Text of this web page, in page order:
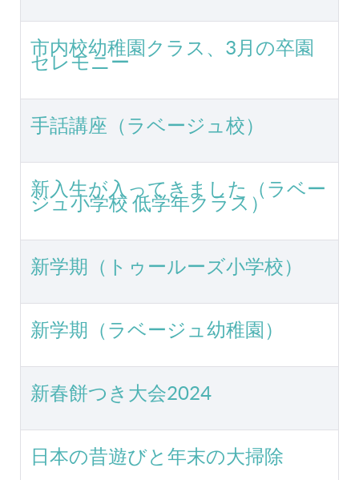
市内校幼稚園クラス、3月の卒園
セレモニー
手話講座（ラベージュ校）
新入生が入ってきました（ラベー
ジュ小学校 低学年クラス）
新学期（トゥールーズ小学校）
新学期（ラベージュ幼稚園）
新春餅つき大会2024
日本の昔遊びと年末の大掃除